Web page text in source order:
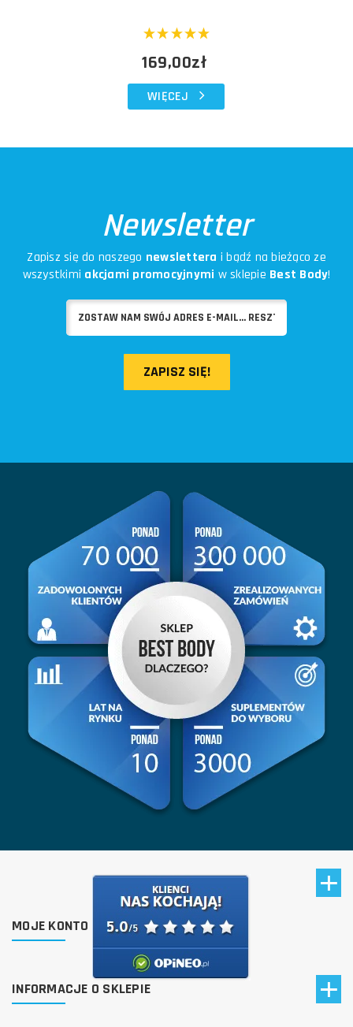
169,00zł
WIĘCEJ
Newsletter
Zapisz się do naszego newslettera i bądź na bieżąco ze
wszystkimi akcjami promocyjnymi w sklepie Best Body!
ZAPISZ SIĘ!
MOJE KONTO
INFORMACJE O SKLEPIE